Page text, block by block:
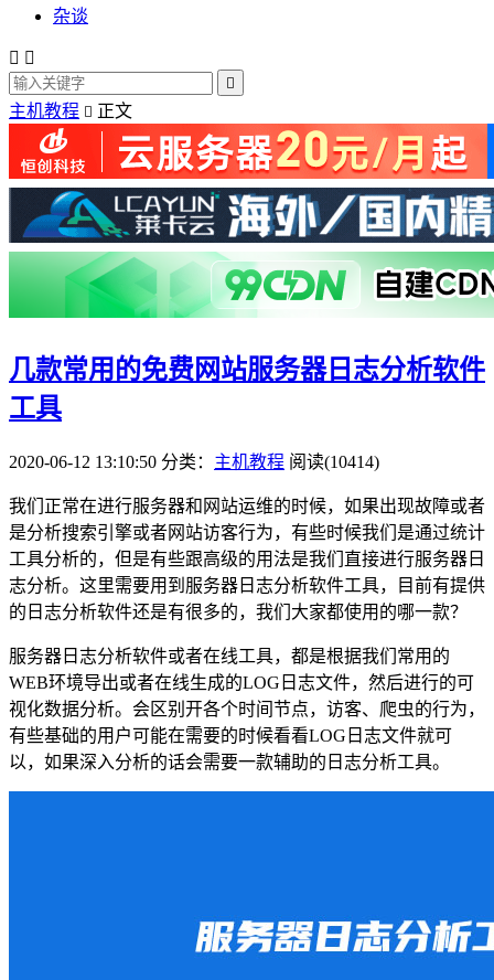
杂谈
 

主机教程  正文
几款常用的免费网站服务器日志分析软件
工具
2020-06-12 13:10:50 分类： 主机教程 阅读(10414)
我们正常在进行服务器和网站运维的时候，如果出现故障或者
是分析搜索引擎或者网站访客行为，有些时候我们是通过统计
工具分析的，但是有些跟高级的用法是我们直接进行服务器日
志分析。这里需要用到服务器日志分析软件工具，目前有提供
的日志分析软件还是有很多的，我们大家都使用的哪一款？
服务器日志分析软件或者在线工具，都是根据我们常用的
WEB环境导出或者在线生成的LOG日志文件，然后进行的可
视化数据分析。会区别开各个时间节点，访客、爬虫的行为，
有些基础的用户可能在需要的时候看看LOG日志文件就可
以，如果深入分析的话会需要一款辅助的日志分析工具。